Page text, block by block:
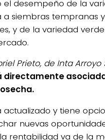
el desempeño de la
a siembras tempranas
y de la variedad verde
Prieto, de Inta Arroyo
actualizado y tiene
nuevas
rentabilidad va de la